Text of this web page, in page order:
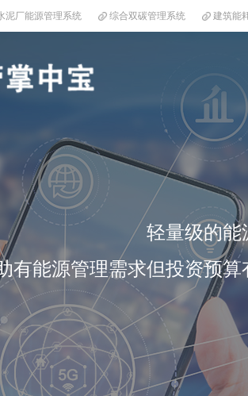
泥厂能源管理系统 综合双碳管理系统 建筑能
轻量级的
有能源管理需求但投资预